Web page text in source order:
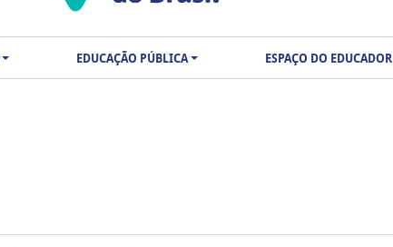
EDUCAÇÃO PÚBLICA ESPAÇO DO EDUCADOR